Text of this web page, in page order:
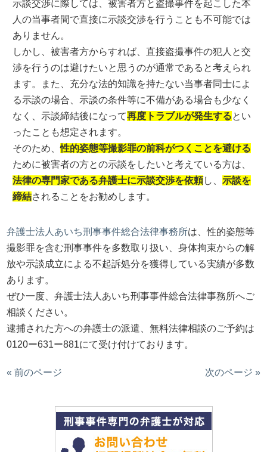
示談交渉に際しては、被害者方と盗撮事件を起こした本
人の当事者間で直接に示談交渉を行うことも不可能では
ありません。
しかし、被害者方からすれば、直接盗撮事件の犯人と交
渉を行うのは避けたいと思うのが通常であると考えられ
ます。また、充分な法的知識を持たない当事者同士によ
る示談の場合、示談の条件等に不備がある場合も少なく
なく、示談締結後になって再度トラブルが発生するとい
ったことも想定されます。
そのため、性的姿態等撮影罪の前科がつくことを避ける
ために被害者の方との示談をしたいと考えている方は、
法律の専門家である弁護士に示談交渉を依頼し、示談を
締結されることをお勧めします。
弁護士法人あいち刑事事件総合法律事務所は、性的姿態等
撮影罪を含む刑事事件を多数取り扱い、身体拘束からの解
放や示談成立による不起訴処分を獲得している実績が多数
あります。
ぜひ一度、弁護士法人あいち刑事事件総合法律事務所へご
相談ください。
逮捕された方への弁護士の派遣、無料法律相談のご予約は
0120ー631ー881にて受け付けております。
« 前のページ 次のページ »